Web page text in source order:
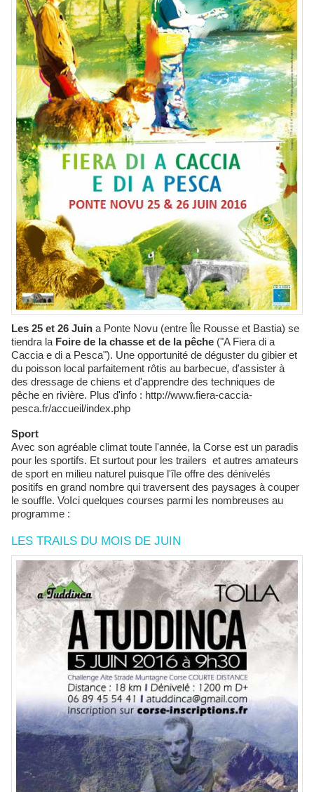
Les 25 et 26 Juin a Ponte Novu (entre Île Rousse et Bastia) se
tiendra la Foire de la chasse et de la pêche ("A Fiera di a
Caccia e di a Pesca"). Une opportunité de déguster du gibier et
du poisson local parfaitement rôtis au barbecue, d'assister à
des dressage de chiens et d'apprendre des techniques de
pêche en rivière. Plus d'info : http://www.fiera-caccia-
pesca.fr/accueil/index.php
Sport
Avec son agréable climat toute l'année, la Corse est un paradis
pour les sportifs. Et surtout pour les trailers et autres amateurs
de sport en milieu naturel puisque l'île offre des dénivelés
positifs en grand nombre qui traversent des paysages à couper
le souffle. VoIci quelques courses parmi les nombreuses au
programme :
LES TRAILS DU MOIS DE JUIN